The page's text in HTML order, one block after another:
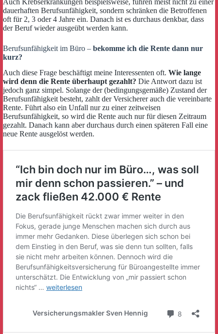
dauerhaften Berufsunfähigkeit, sondern schränken die Betroffenen
oft für 2, 3 oder 4 Jahre ein. Danach ist es durchaus denkbar, dass
der Beruf wieder ausgeübt werden kann.
Berufsunfähigkeit im Büro – bekomme ich die Rente dann nur
kurz?
Auch diese Frage beschäftigt meine Interessenten oft. Wie lange
wird denn die Rente überhaupt gezahlt? Die Antwort dazu ist
jedoch ganz simpel. Solange der (bedingungsgemäße) Zustand der
Berufsunfähigkeit besteht, zahlt der Versicherer auch die vereinbarte
Rente. Führt also ein Unfall nur zu einer zeitweisen
Berufsunfähigkeit, so wird die Rente auch nur für diesen Zeitraum
gezahlt. Danach kann aber durchaus durch einen späteren Fall eine
neue Rente ausgelöst werden.